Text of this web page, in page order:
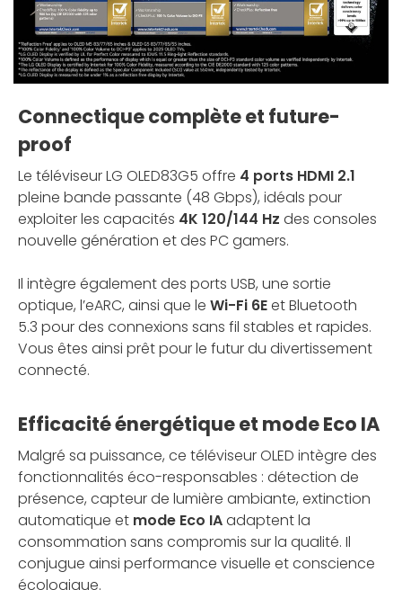
Connectique complète et future-
proof
Le téléviseur LG OLED83G5 offre 4 ports HDMI 2.1
pleine bande passante (48 Gbps), idéals pour
exploiter les capacités 4K 120/144 Hz des consoles
nouvelle génération et des PC gamers.
Il intègre également des ports USB, une sortie
optique, l’eARC, ainsi que le Wi-Fi 6Eet Bluetooth
5.3 pour des connexions sans fil stables et rapides.
Vous êtes ainsi prêt pour le futur du divertissement
connecté.
Efficacité énergétique et mode Eco IA
Malgré sa puissance, ce téléviseur OLED intègre des
fonctionnalités éco-responsables : détection de
présence, capteur de lumière ambiante, extinction
automatique et mode Eco IAadaptent la
consommation sans compromis sur la qualité. Il
conjugue ainsi performance visuelle et conscience
écologique.